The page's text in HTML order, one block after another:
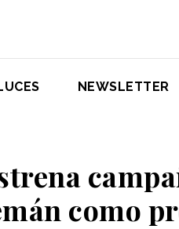
NEWSLETTER
como